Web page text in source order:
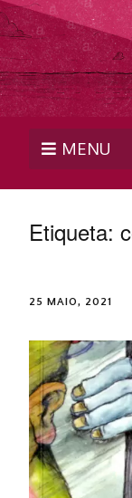
MENU
Etiqueta:
25 MAIO, 2021